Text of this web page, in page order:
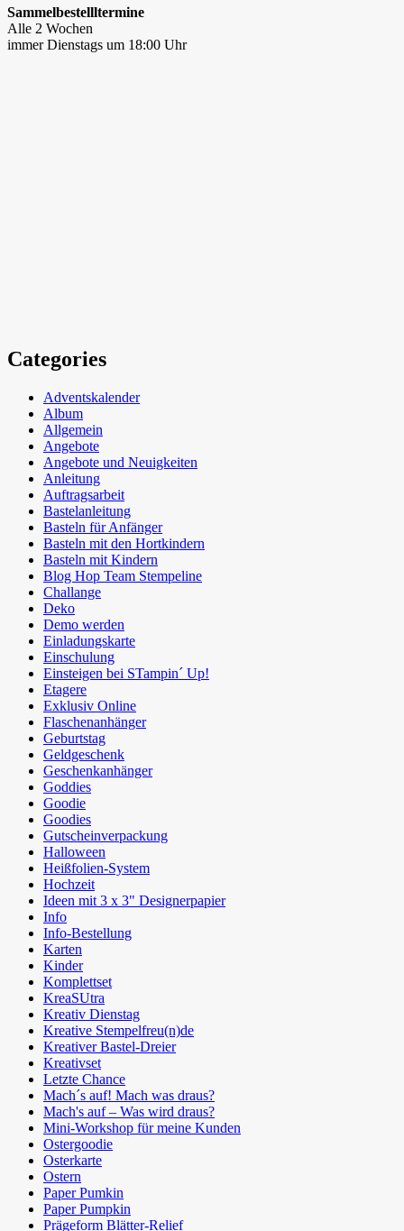
Sammelbestellltermine
Alle 2 Wochen
immer Dienstags um 18:00 Uhr
Categories
Adventskalender
Album
Allgemein
Angebote
Angebote und Neuigkeiten
Anleitung
Auftragsarbeit
Bastelanleitung
Basteln für Anfänger
Basteln mit den Hortkindern
Basteln mit Kindern
Blog Hop Team Stempeline
Challange
Deko
Demo werden
Einladungskarte
Einschulung
Einsteigen bei STampin´ Up!
Etagere
Exklusiv Online
Flaschenanhänger
Geburtstag
Geldgeschenk
Geschenkanhänger
Goddies
Goodie
Goodies
Gutscheinverpackung
Halloween
Heißfolien-System
Hochzeit
Ideen mit 3 x 3" Designerpapier
Info
Info-Bestellung
Karten
Kinder
Komplettset
KreaSUtra
Kreativ Dienstag
Kreative Stempelfreu(n)de
Kreativer Bastel-Dreier
Kreativset
Letzte Chance
Mach´s auf! Mach was draus?
Mach's auf – Was wird draus?
Mini-Workshop für meine Kunden
Ostergoodie
Osterkarte
Ostern
Paper Pumkin
Paper Pumpkin
Prägeform Blätter-Relief